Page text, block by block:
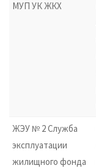
МУП УК ЖКХ
ЖЭУ № 2 Служба
эксплуатации
жилищного фонда